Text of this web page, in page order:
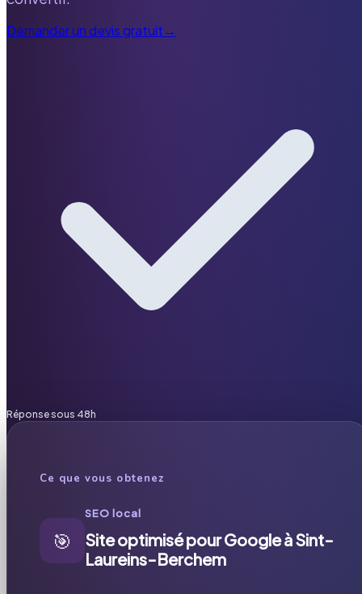
Demander un devis gratuit→
Réponse sous 48h
Ce que vous obtenez
🎯
SEO local
Site optimisé pour Google à Sint-
Laureins-Berchem